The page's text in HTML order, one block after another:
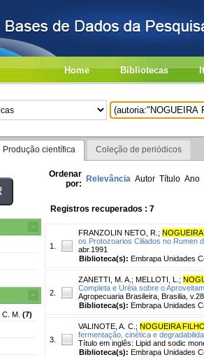
Home Bibliotecas
Produção científica Coleção de periódicos
M. (7)
Ordenar
por: Relevância Autor Título Ano
Registros recuperados : 7
1.
FRANZOLIN NETO, R. ;
os Protozoarios Ciliados no Rumen
abr.1991
Biblioteca(s): Embrapa Unidades
2.
ZANETTI, M. A. ; MELLOTI, L. ;
Completa e Uréia sobre o
Agropecuaria Brasileira, Brasilia,
Biblioteca(s): Embrapa Unidades
3.
VALINOTE, A. C. ; NOGUEIRA
fermentação, cinética e
Título em inglês: Lipid and sodic
Biblioteca(s): Embrapa Unidades